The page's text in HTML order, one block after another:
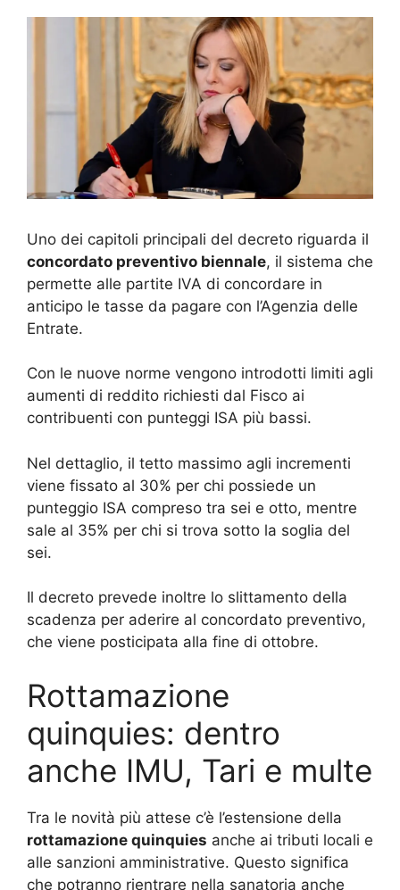
Uno dei capitoli principali del decreto riguarda il
concordato preventivo biennale, il sistema che
permette alle partite IVA di concordare in
anticipo le tasse da pagare con l’Agenzia delle
Entrate.
Con le nuove norme vengono introdotti limiti agli
aumenti di reddito richiesti dal Fisco ai
contribuenti con punteggi ISA più bassi.
Nel dettaglio, il tetto massimo agli incrementi
viene fissato al 30% per chi possiede un
punteggio ISA compreso tra sei e otto, mentre
sale al 35% per chi si trova sotto la soglia del
sei.
Il decreto prevede inoltre lo slittamento della
scadenza per aderire al concordato preventivo,
che viene posticipata alla fine di ottobre.
Rottamazione
quinquies: dentro
anche IMU, Tari e multe
Tra le novità più attese c’è l’estensione della
rottamazione quinquies anche ai tributi locali e
alle sanzioni amministrative. Questo significa
che potranno rientrare nella sanatoria anche